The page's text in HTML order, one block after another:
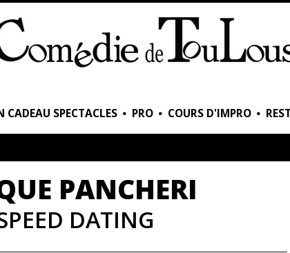
CADEAU SPECTACLES PRO COURS D'IMPRO
PANCHERI
DATING